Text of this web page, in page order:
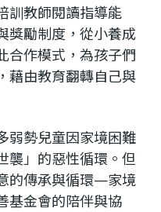
教師閱讀指導能
獎勵制度，從小養成
合作模式，為孩子們
藉由教育翻轉自己與
弱勢兒童因家境困難
襲」的惡性循環。但
的傳承與循環—家境
基金會的陪伴與協